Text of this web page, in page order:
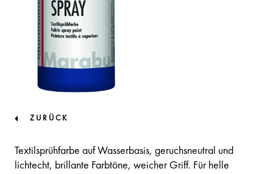
ZURÜCK
Textilsprühfarbe auf Wasserbasis, geruchsneutral und
lichtecht, brillante Farbtöne, weicher Griff. Für helle